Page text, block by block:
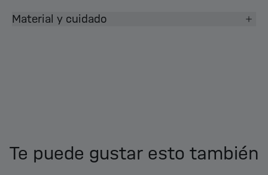
Material y cuidado
Te puede gustar esto también